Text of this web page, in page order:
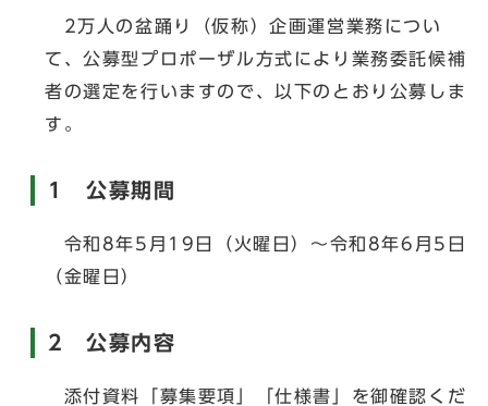
2万人の盆踊り（仮称）企画運営業務につい
て、公募型プロポーザル方式により業務委託候補
者の選定を行いますので、以下のとおり公募しま
す。
1 公募期間
令和8年5月19日（火曜日）～令和8年6月5日
（金曜日）
2 公募内容
添付資料「募集要項」「仕様書」を御確認くだ